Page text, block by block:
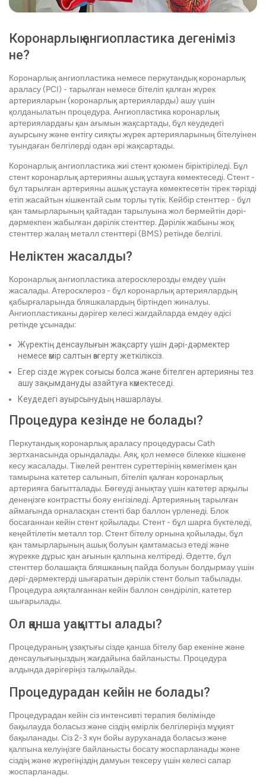
Коронарлық ангиопластика дегеніміз
не?
Коронарлық ангиопластика немесе перкутандық коронарлық
араласу (PCI) - тарылған немесе бітеліп қалған жүрек
артерияларын (коронарлық артерияларды) ашу үшін
қолданылатын процедура. Ангиопластика коронарлық
артериялардағы қан ағымын жақсартады, бұл кеудедегі
ауырсыну және ентігу сияқты жүрек артерияларының бітелуінен
туындаған белгілерді одан әрі жақсартады.
Коронарлық ангиопластика жиі стент қоюмен біріктіріледі. Бұл
стент коронарлық артерияны ашық ұстауға көмектеседі. Стент -
бұл тарылған артерияны ашық ұстауға көмектесетін тірек тәрізді
етіп жасайтын кішкентай сым торлы түтік. Кейбір стенттер - бұл
қан тамырларының қайтадан тарылуына жол бермейтін дәрі-
дәрмекпен жабылған дәрілік стенттер. Дәрілік жабыны жоқ
стенттер жалаң металл стенттері (BMS) ретінде белгілі.
Неліктен жасалды?
Коронарлық ангиопластика атеросклерозды емдеу үшін
жасалады. Атеросклероз - бұл коронарлық артериялардың
қабырғаларында бляшкалардың біртіндеп жиналуы.
Ангиопластиканы дәрігер келесі жағдайларда емдеу әдісі
ретінде ұсынады:
Жүректің денсаулығын жақсарту үшін дәрі-дәрмектер
немесе өмір салтын өзгерту жеткіліксіз.
Егер сізде жүрек соғысы болса және бітелген артерияны тез
ашу зақымдануды азайтуға көмектеседі.
Кеудедегі ауырсынудың нашарлауы.
Процедура кезінде не болады?
Перкутандық коронарлық араласу процедурасы Cath
зертханасында орындалады. Аяқ, қол немесе білекке кішкене
кесу жасалады. Тікелей рентген суреттерінің көмегімен қан
тамырына катетер салынып, бітеліп қалған коронарлық
артерияға бағытталады. Бөгеуді анықтау үшін катетер арқылы
денеңізге контрастты бояу енгізіледі. Артерияның тарылған
аймағында орналасқан стенті бар баллон үрленеді. Блок
босағаннан кейін стент қойылады. Стент - бұл шарға бүктеледі,
кеңейтілетін металл тор. Стент бітелу орнына қойылады, бұл
қан тамырларының ашық болуын қамтамасыз етеді және
жүрекке дұрыс қан ағынын қалпына келтіреді. Әдетте, бұл
стенттер болашақта бляшканың пайда болуын болдырмау үшін
дәрі-дәрмектерді шығаратын дәрілік стент болып табылады.
Процедура аяқталғаннан кейін баллон сөндіріліп, катетер
шығарылады.
Ол қанша уақытты алады?
Процедураның ұзақтығы сізде қанша бітелу бар екеніне және
денсаулығыңыздың жағдайына байланысты. Процедура
алдында дәрігеріңіз талқылайды.
Процедурадан кейін не болады?
Процедурадан кейін сіз интенсивті терапия бөлімінде
бақылауда боласыз және сіздің өмірлік белгілеріңіз мұқият
бақыланады. Сіз 2-3 күн бойы ауруханада боласыз және
қалпына келуіңізге байланысты босату жоспарланады және
сіздің және жүрегіңіздің дамуын тексеру үшін келесі сапар
жоспарланады.